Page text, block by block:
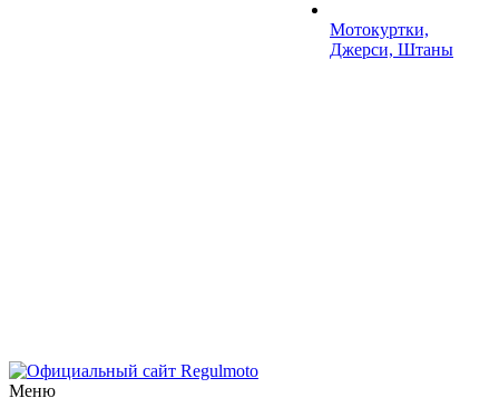
Мотокуртки,
Джерси, Штаны
Меню